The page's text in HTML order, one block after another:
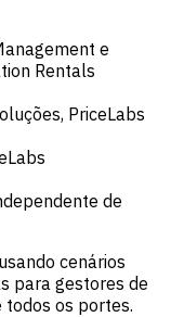
e
Rentals
PriceLabs
de
cenários
para gestores de
todos os portes.